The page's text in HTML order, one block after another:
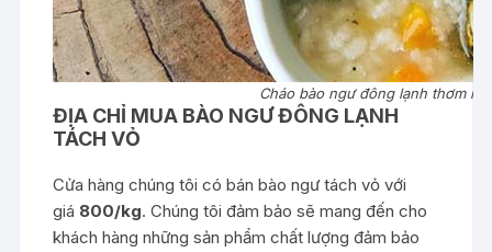
Cháo bào ngư đông lạnh thơm
ĐỊA CHỈ MUA BÀO NGƯ ĐÔNG LẠNH
TÁCH VỎ
Cửa hàng chúng tôi có bán bào ngư tách vỏ với
giá 800/kg. Chúng tôi đảm bảo sẽ mang đến cho
khách hàng những sản phẩm chất lượng đảm bảo